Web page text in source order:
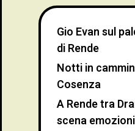
Gio Evan sul
di Rende
Notti in
Cosenza
A Rende tra
scena